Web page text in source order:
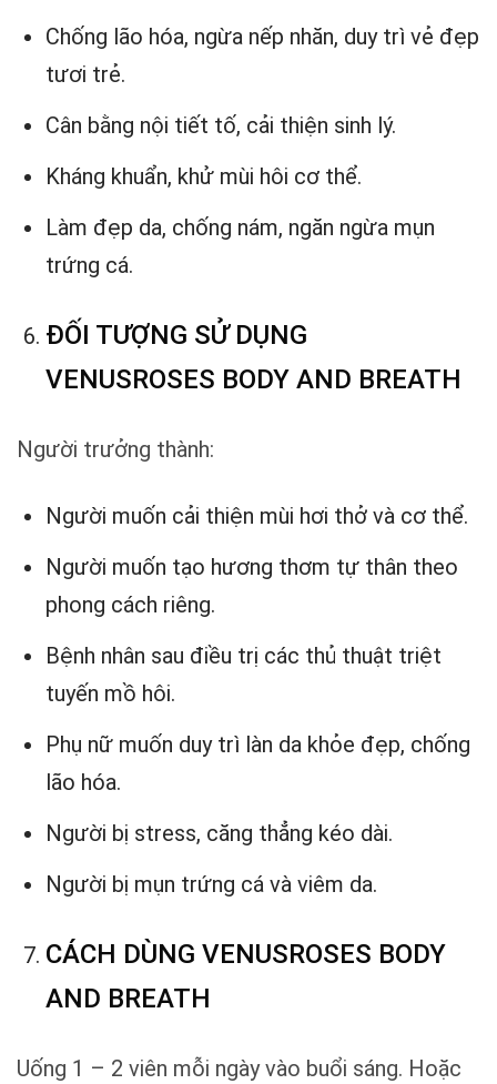
Chống lão hóa, ngừa nếp nhăn, duy trì vẻ đẹp
tươi trẻ.
Cân bằng nội tiết tố, cải thiện sinh lý.
Kháng khuẩn, khử mùi hôi cơ thể.
Làm đẹp da, chống nám, ngăn ngừa mụn
trứng cá.
ĐỐI TƯỢNG SỬ DỤNG
VENUSROSES BODY AND BREATH
Người trưởng thành:
Người muốn cải thiện mùi hơi thở và cơ thể.
Người muốn tạo hương thơm tự thân theo
phong cách riêng.
Bệnh nhân sau điều trị các thủ thuật triệt
tuyến mồ hôi.
Phụ nữ muốn duy trì làn da khỏe đẹp, chống
lão hóa.
Người bị stress, căng thẳng kéo dài.
Người bị mụn trứng cá và viêm da.
CÁCH DÙNG VENUSROSES BODY
AND BREATH
Uống 1 – 2 viên mỗi ngày vào buổi sáng. Hoặc